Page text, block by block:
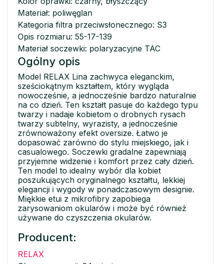
Materiał: poliwęglan
Kategoria filtra przeciwsłonecznego: S3
Opis rozmiaru: 55-17-139
Materiał soczewki: polaryzacyjne TAC
Ogólny opis
Model RELAX Lina zachwyca eleganckim,
sześciokątnym kształtem, który wygląda
nowocześnie, a jednocześnie bardzo naturalnie
na co dzień. Ten kształt pasuje do każdego typu
twarzy i nadaje kobietom o drobnych rysach
twarzy subtelny, wyrazisty, a jednocześnie
zrównoważony efekt oversize. Łatwo je
dopasować zarówno do stylu miejskiego, jak i
casualowego. Soczewki gradalne zapewniają
przyjemne widzenie i komfort przez cały dzień.
Ten model to idealny wybór dla kobiet
poszukujących oryginalnego kształtu, lekkiej
elegancji i wygody w ponadczasowym designie.
Miękkie etui z mikrofibry zapobiega
zarysowaniom okularów i może być również
używane do czyszczenia okularów.
Producent:
RELAX